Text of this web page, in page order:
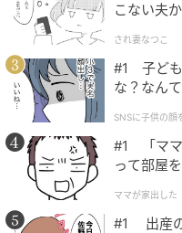
のパートナー像として重
毎朝「あさイチ」で見せ
ラクターが大好きです。
術がありながら、時折見
す。穏やかで温かい家庭
魅力を感じるため選びまし
こない夫
され妻なつこ
#1 子ども
な？なん
SNSに子供の顔
#1 「ママ
って部屋
ママが家出した
#1 出産の